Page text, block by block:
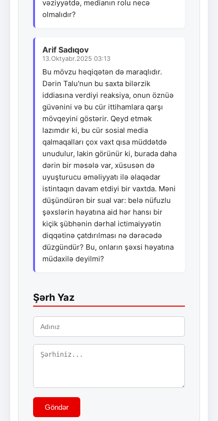
vəziyyətdə, medianın rolu necə
olmalıdır?
Arif Sadıqov
13.Oktyabr.2025 03:13
Bu mövzu həqiqətən də maraqlıdır.
Dərin Talu'nun bu saxta bilərzik
iddiasına verdiyi reaksiya, onun öznüə
güvənini və bu cür ittihamlara qarşı
mövqeyini göstərir. Qeyd etmək
lazımdır ki, bu cür sosial media
qalmaqalları çox vaxt qısa müddətdə
unudulur, lakin görünür ki, burada daha
dərin bir məsələ var, xüsusən də
uyuşturucu əməliyyatı ilə əlaqədar
istintaqın davam etdiyi bir vaxtda. Məni
düşündürən bir sual var: belə nüfuzlu
şəxslərin həyatına aid hər hansı bir
kiçik şübhənin dərhal ictimaiyyətin
diqqətinə çatdırılması nə dərəcədə
düzgündür? Bu, onların şəxsi həyatına
müdaxilə deyilmi?
Şərh Yaz
Göndər